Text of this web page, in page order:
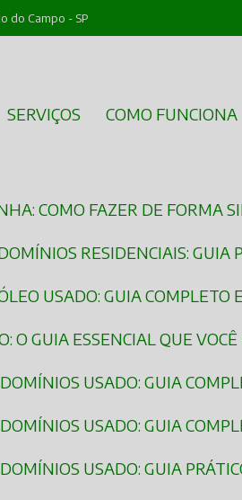
do Campo - SP
SERVIÇOS COMO FUNCIONA
COMO FAZER DE FORMA
RESIDENCIAIS: GUIA
USADO: GUIA COMPLETO
O GUIA ESSENCIAL QUE VOCÊ
USADO: GUIA
USADO: GUIA
USADO: GUIA